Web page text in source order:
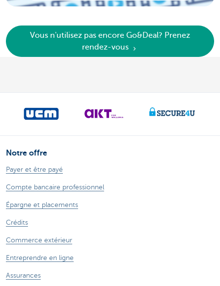
Vous n'utilisez pas encore Go&Deal? Prenez
rendez-vous
Notre offre
Payer et être payé
Compte bancaire professionnel
Épargne et placements
Crédits
Commerce extérieur
Entreprendre en ligne
Assurances